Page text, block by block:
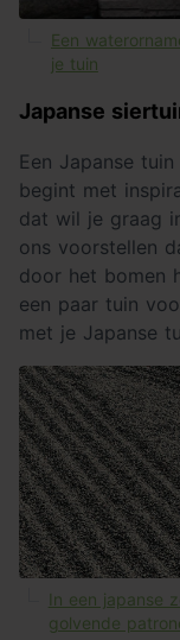
Een
je tuin
Japanse
Een Japanse
begint met
dat wil je graag
ons voorstellen
door het bomen
een paar tuin
met je Japanse
In een japanse
golvende